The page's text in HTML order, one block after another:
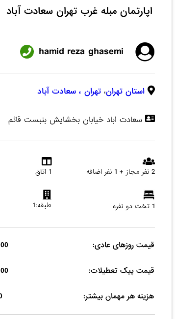
اپارتمان مبله غرب تهران سعادت آباد
استان تهران، تهران ، سعادت آباد
سعادت اباد خیابان بخشایش بنبست قائم
2 نفر مجاز + 1 نفر اضافه 1 اتاق
1 تخت دو نفره طبقه:1
قیمت روزهای عادی:
قیمت پیک تعطیلات:
هزینه هر مهمان بیشتر: